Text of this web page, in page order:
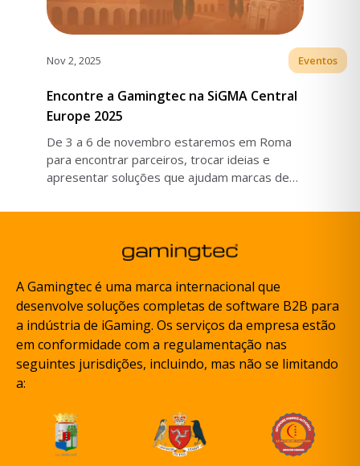
Nov 2, 2025 Eventos
Encontre a Gamingtec na SiGMA Central
Europe 2025
De 3 a 6 de novembro estaremos em Roma
para encontrar parceiros, trocar ideias e
apresentar soluções que ajudam marcas de
A Gamingtec é uma marca internacional que
desenvolve soluções completas de software B2B para
a indústria de iGaming. Os serviços da empresa estão
em conformidade com a regulamentação nas
seguintes jurisdições, incluindo, mas não se limitando
a: